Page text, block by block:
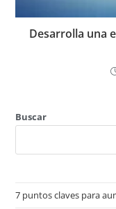
Desarrolla una
Buscar
7 puntos claves para